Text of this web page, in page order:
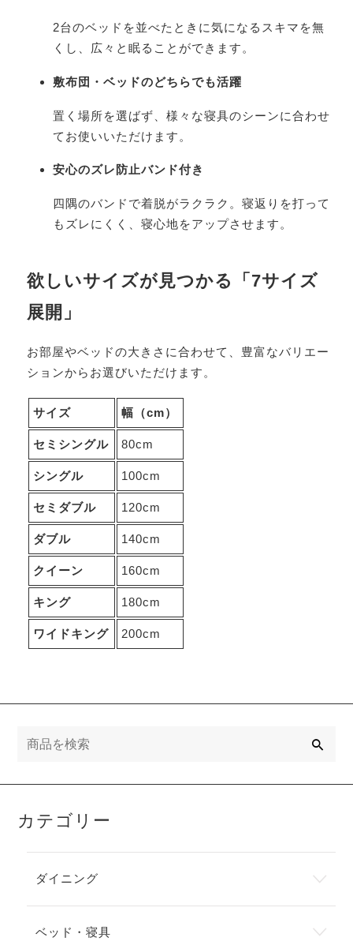
2台のベッドを並べたときに気になるスキマを無
くし、広々と眠ることができます。
敷布団・ベッドのどちらでも活躍
置く場所を選ばず、様々な寝具のシーンに合わせ
てお使いいただけます。
安心のズレ防止バンド付き
四隅のバンドで着脱がラクラク。寝返りを打って
もズレにくく、寝心地をアップさせます。
欲しいサイズが見つかる「7サイズ
展開」
お部屋やベッドの大きさに合わせて、豊富なバリエー
ションからお選びいただけます。
サイズ 幅（cm）
セミシングル 80cm
シングル 100cm
セミダブル 120cm
ダブル 140cm
クイーン 160cm
キング 180cm
ワイドキング 200cm
カテゴリー
ダイニング
ベッド・寝具